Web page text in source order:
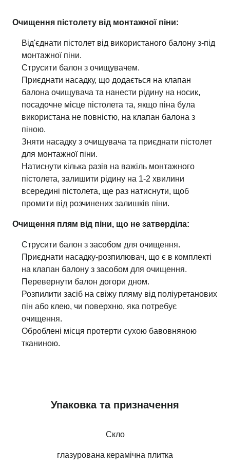
Очищення пістолету від монтажної піни:
Від'єднати пістолет від використаного балону з-під
монтажної піни.
Струсити балон з очищувачем.
Приєднати насадку, що додається на клапан
балона очищувача та нанести рідину на носик,
посадочне місце пістолета та, якщо піна була
використана не повністю, на клапан балона з
піною.
Зняти насадку з очищувача та приєднати пістолет
для монтажної піни.
Натиснути кілька разів на важіль монтажного
пістолета, залишити рідину на 1-2 хвилини
всередині пістолета, ще раз натиснути, щоб
промити від розчинених залишків піни.
Очищення плям від піни, що не затверділа:
Струсити балон з засобом для очищення.
Приєднати насадку-розпилювач, що є в комплекті
на клапан балону з засобом для очищення.
Перевернути балон догори дном.
Розпилити засіб на свіжу пляму від поліуретанових
пін або клею, чи поверхню, яка потребує
очищення.
Оброблені місця протерти сухою бавовняною
тканиною.
Упаковка та призначення
Скло
глазурована керамічна плитка